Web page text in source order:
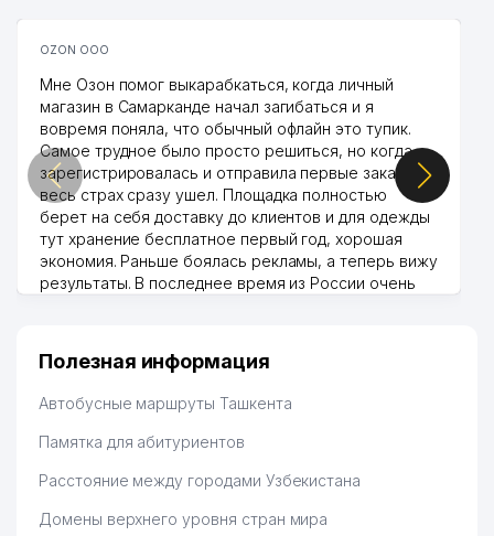
OZON ООО
Мне Озон помог выкарабкаться, когда личный
магазин в Самарканде начал загибаться и я
вовремя поняла, что обычный офлайн это тупик.
Самое трудное было просто решиться, но когда
зарегистрировалась и отправила первые заказы,
весь страх сразу ушел. Площадка полностью
берет на себя доставку до клиентов и для одежды
тут хранение бесплатное первый год, хорошая
экономия. Раньше боялась рекламы, а теперь вижу
результаты. В последнее время из России очень
Hamida 03.08.2026 12:45:39
Полезная информация
Автобусные маршруты Ташкента
Памятка для абитуриентов
Расстояние между городами Узбекистана
Домены верхнего уровня стран мира